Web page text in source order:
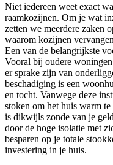
Niet iedereen weet exact
raamkozijnen. Om je wat
zetten we meerdere zaken
waarom kozijnen
Een van de belangrijkste
Vooral bij oudere
er sprake zijn van
beschadiging is een
en tocht. Vanwege deze
stoken om het huis warm
is dikwijls zonde van je
door de hoge isolatie met
besparen op je totale
investering in je huis.